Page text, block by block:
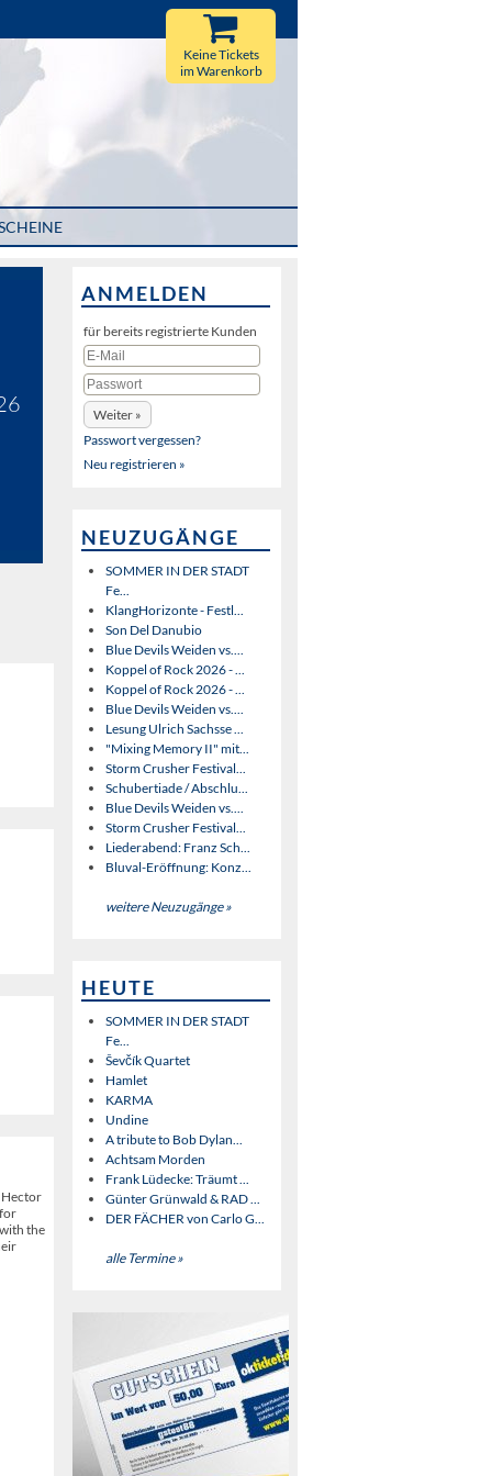
Keine Tickets
im Warenkorb
Hector
the
ANMELDEN
für bereits registrierte Kunden
Passwort vergessen?
Neu registrieren »
NEUZUGÄNGE
SOMMER IN DER STADT
Fe...
KlangHorizonte - Festl...
Son Del Danubio
Blue Devils Weiden vs....
Koppel of Rock 2026 - ...
Koppel of Rock 2026 - ...
Blue Devils Weiden vs....
Lesung Ulrich Sachsse ...
"Mixing Memory II" mit...
Storm Crusher Festival...
Schubertiade / Abschlu...
Blue Devils Weiden vs....
Storm Crusher Festival...
Liederabend: Franz Sch...
Bluval-Eröffnung: Konz...
weitere Neuzugänge »
HEUTE
SOMMER IN DER STADT
Fe...
Ševčík Quartet
Hamlet
KARMA
Undine
A tribute to Bob Dylan...
Achtsam Morden
Frank Lüdecke: Träumt ...
Günter Grünwald & RAD ...
DER FÄCHER von Carlo G...
alle Termine »